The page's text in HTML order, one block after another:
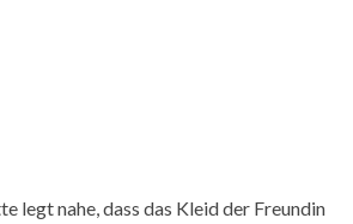
legt nahe, dass das Kleid der Freundin